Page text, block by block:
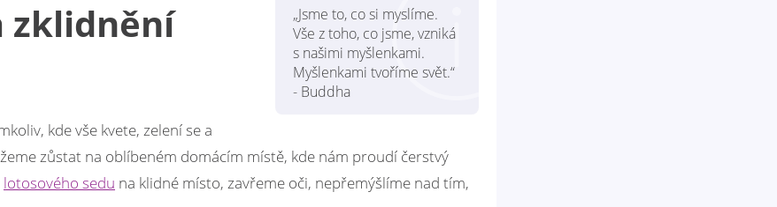
„Jsme to, co si myslíme.
Vše z toho, co jsme, vzniká
s našimi myšlenkami.
Myšlenkami tvoříme svět.“
- Buddha
zklidnění
kde vše kvete, zelení se a
zůstat na oblíbeném domácím místě, kde nám proudí čerstvý
lotosového sedu na klidné místo, zavřeme oči, nepřemýšlíme nad tím,